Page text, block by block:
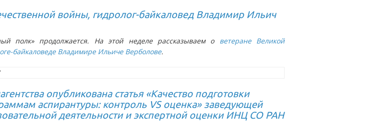
войны, гидролог-байкаловед Владимир Ильич
полк» продолжается. На этой неделе рассказываем о ветеране Великой
байкаловеде Владимире Ильиче Верболове.
опубликована статья «Качество подготовки
аспирантуры: контроль VS оценка» заведующей
деятельности и экспертной оценки ИНЦ СО РАН